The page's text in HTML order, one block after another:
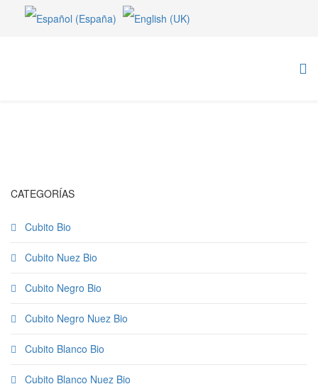
CATEGORÍAS
Cubito Bio
Cubito Nuez Bio
Cubito Negro Bio
Cubito Negro Nuez Bio
Cubito Blanco Bio
Cubito Blanco Nuez Bio